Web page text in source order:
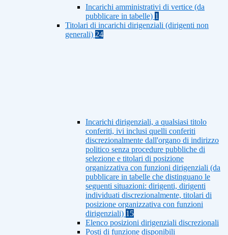
Incarichi amministrativi di vertice (da
pubblicare in tabelle) 1
Titolari di incarichi dirigenziali (dirigenti non
generali) 24
Incarichi dirigenziali, a qualsiasi titolo
conferiti, ivi inclusi quelli conferiti
discrezionalmente dall'organo di indirizzo
politico senza procedure pubbliche di
selezione e titolari di posizione
organizzativa con funzioni dirigenziali (da
pubblicare in tabelle che distinguano le
seguenti situazioni: dirigenti, dirigenti
individuati discrezionalmente, titolari di
posizione organizzativa con funzioni
dirigenziali) 15
Elenco posizioni dirigenziali discrezionali
Posti di funzione disponibili